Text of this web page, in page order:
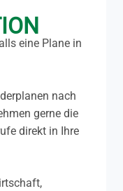
eine Plane in
nach
gerne die
direkt in Ihre